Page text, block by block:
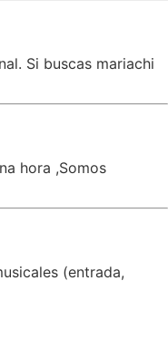
Si buscas mariachi
hora ,Somos
(entrada,